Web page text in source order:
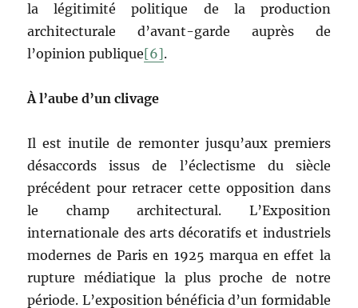
la légitimité politique de la production
architecturale d’avant-garde auprès de
l’opinion publique[6].
À l’aube d’un clivage
Il est inutile de remonter jusqu’aux premiers
désaccords issus de l’éclectisme du siècle
précédent pour retracer cette opposition dans
le champ architectural. L’Exposition
internationale des arts décoratifs et industriels
modernes de Paris en 1925 marqua en effet la
rupture médiatique la plus proche de notre
période. L’exposition bénéficia d’un formidable